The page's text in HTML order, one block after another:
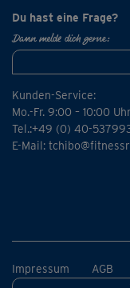
Du hast eine Frage?
Dann melde dich gerne:
Kunden-Service:
Mo.-Fr. 9:00 – 10:00 Uhr
Tel.:+49 (0) 40-
E-Mail:
Impressum AGB